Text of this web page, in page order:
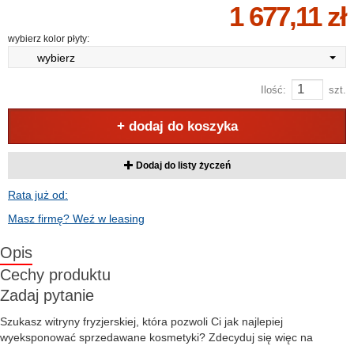
1 677,11 zł
wybierz kolor płyty:
wybierz
Ilość: szt.
+ dodaj do koszyka
Dodaj do listy życzeń
Rata już od:
Masz firmę? Weź w leasing
Opis
Cechy produktu
Zadaj pytanie
Szukasz witryny fryzjerskiej, która pozwoli Ci jak najlepiej
wyeksponować sprzedawane kosmetyki? Zdecyduj się więc na